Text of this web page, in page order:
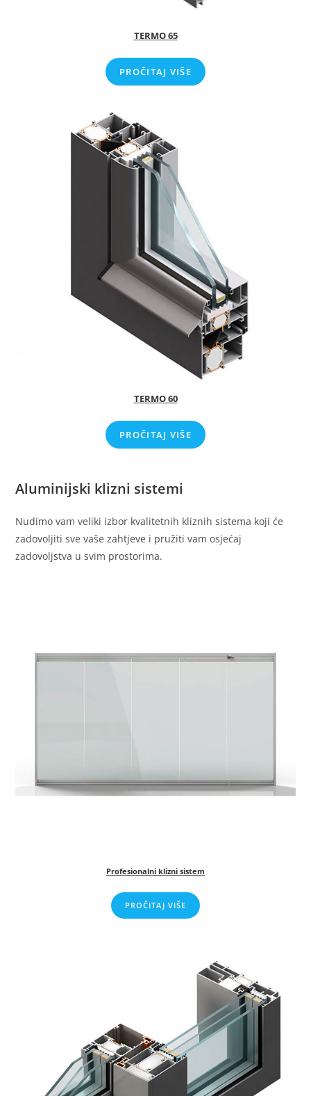
TERMO 65
PROČITAJ VIŠE
TERMO 60
PROČITAJ VIŠE
Aluminijski klizni sistemi
Nudimo vam veliki izbor kvalitetnih kliznih sistema koji će
zadovoljiti sve vaše zahtjeve i pružiti vam osjećaj
zadovoljstva u svim prostorima.
Profesionalni klizni sistem
PROČITAJ VIŠE